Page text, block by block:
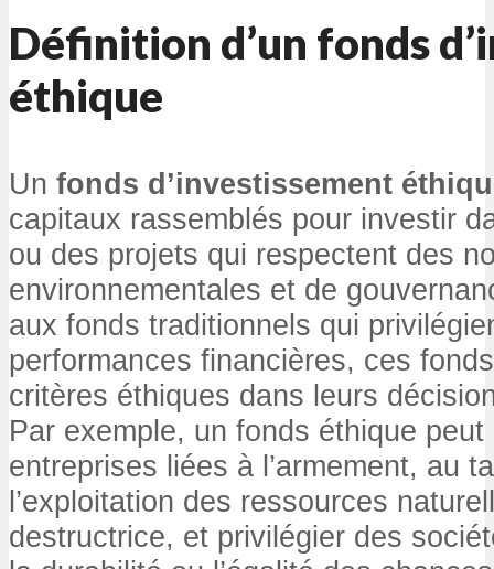
Définition d’un fonds
éthique
Un fonds d’investissement
capitaux rassemblés pour investir
ou des projets qui respectent des
environnementales et de
aux fonds traditionnels qui
performances financières, ces
critères éthiques dans leurs
Par exemple, un fonds éthique peut
entreprises liées à l’armement, au
l’exploitation des ressources
destructrice, et privilégier des